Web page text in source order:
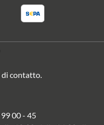
di contatto.
00 - 45